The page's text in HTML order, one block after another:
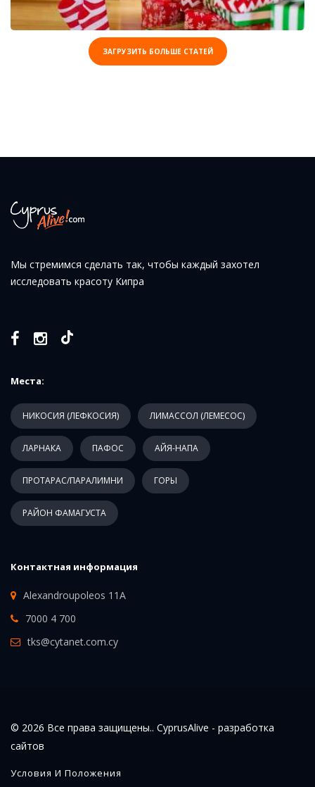
ЗАГРУЗИТЬ БОЛЬШЕ СТАТЕЙ
Мы стремимся сделать так, чтобы каждый захотел
исследовать красоту Кипра
Места:
НИКОСИЯ (ЛЕФКОСИЯ) ЛИМАССОЛ (ЛЕМЕСОС)
ЛАРНАКА ПАФОС АЙЯ-НАПА
ПРОТАРАС/ПАРАЛИМНИ ГОРЫ
РАЙОН ФАМАГУСТА
Контактная информация
Alexandroupoleos 11A
7000 4 700
tks@cytanet.com.cy
© 2026 Все права защищены.. CyprusAlive - разработка
сайтов
Условия И Положения